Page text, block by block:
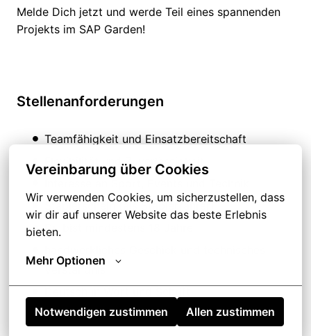
Vereinbarung über Cookies
Wir verwenden Cookies, um sicherzustellen, dass
wir dir auf unserer Website das beste Erlebnis
bieten.
Mehr Optionen
Notwendigen zustimmen Allen zustimmen
Melde Dich jetzt und werde Teil eines spannenden
Projekts im SAP Garden!
Stellenanforderungen
Teamfähigkeit und Einsatzbereitschaft
Flexibilität und Zuverlässigkeit
Staplerschein (als Staplerfahrer)
Du bist mindestens 18 Jahre
Verständnis